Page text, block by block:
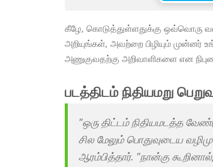
கீழே, கொடுத்துள்ளதுக்கு ஒவ்வொரு
அறியுங்கள், அவற்றை பிழியும் முன்னர்
அணுகுவதற்கு அறிவாளிகளை என
படத்திடம் நிதியமறு
"ஒரு திட்டம் நிதியமடத்த
சில மேலும் பொதுவுடைய
ஆரம்பித்தார். "நான்கு